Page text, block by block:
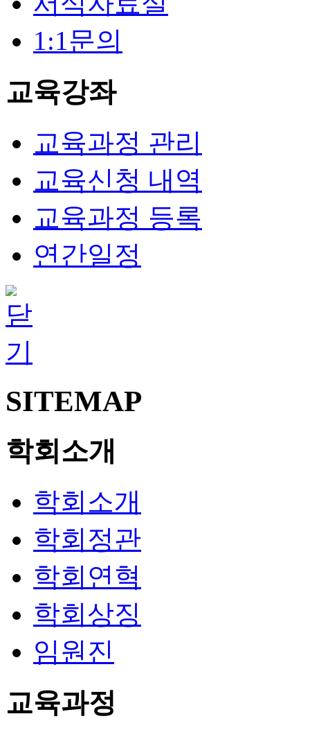
1:1문의
교육강좌
교육과정 관리
교육신청 내역
교육과정 등록
연간일정
SITEMAP
학회소개
학회소개
학회정관
학회연혁
학회상징
임원진
교육과정